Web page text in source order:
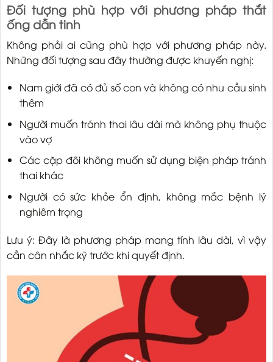
Đối tượng phù hợp với phương pháp thắt
ống dẫn tinh
Không phải ai cũng phù hợp với phương pháp này.
Những đối tượng sau đây thường được khuyến nghị:
Nam giới đã có đủ số con và không có nhu cầu sinh
thêm
Người muốn tránh thai lâu dài mà không phụ thuộc
vào vợ
Các cặp đôi không muốn sử dụng biện pháp tránh
thai khác
Người có sức khỏe ổn định, không mắc bệnh lý
nghiêm trọng
Lưu ý: Đây là phương pháp mang tính lâu dài, vì vậy
cần cân nhắc kỹ trước khi quyết định.